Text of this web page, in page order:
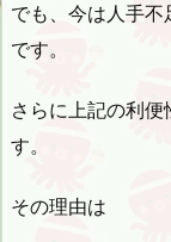
でも、今は人手
です。
さらに上記の利
す。
その理由は